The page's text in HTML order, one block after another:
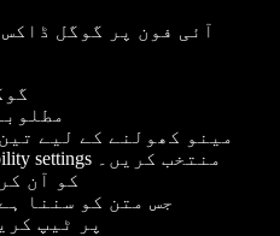
آئی فون پر گوگل
مینو کھولنے کے لیے
settings
منتخب کریں۔
کو آن
جس متن کو سننا
پر ٹیپ